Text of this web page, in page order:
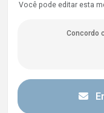
Você pode editar esta
Concordo